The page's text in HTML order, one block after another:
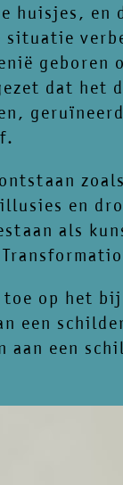
huisjes, en
geboren
dat het
en
als
op het
een
aan een